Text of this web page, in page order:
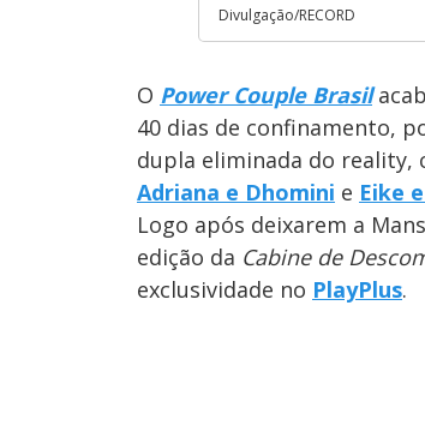
Divulgação/RECORD
O Power Couple Brasil
40 dias de confinamento,
dupla eliminada do reality,
Adriana e Dhomini e Eike
Logo após deixarem a
edição da Cabine de
exclusividade no PlayPlus.